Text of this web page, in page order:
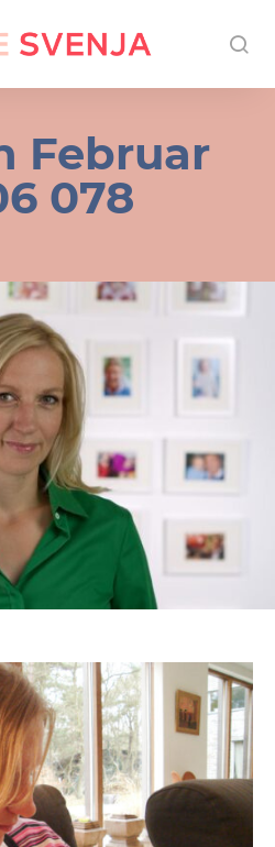
Februar
078